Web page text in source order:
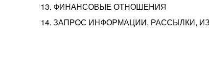
13. ФИНАНСОВЫЕ ОТНОШЕНИЯ
14. ЗАПРОС ИНФОРМАЦИИ, РАССЫЛКИ,